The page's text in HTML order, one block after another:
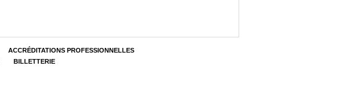
ACCRÉDITATIONS PROFESSIONNELLES
BILLETTERIE